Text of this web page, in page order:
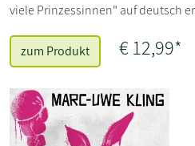
viele Prinzessinnen" auf deutsch
zum Produkt € 12,99*